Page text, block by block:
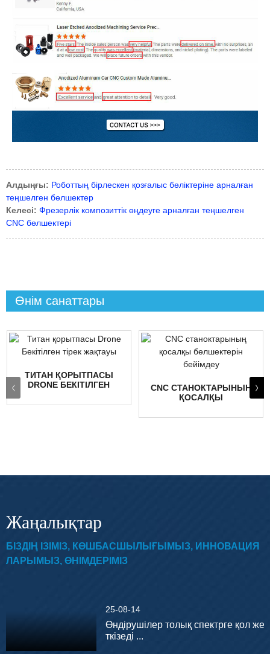
Алдыңғы: Роботтың бірлескен қозғалыс бөліктеріне арналған
теңшелген бөлшектер
Келесі: Фрезерлік композиттік өңдеуге арналған теңшелген
CNC бөлшектері
Өнім санаттары
ТИТАН ҚОРЫТПАСЫ
DRONE БЕКІТІЛГЕН
CNC СТАНОКТАРЫНЫҢ
ҚОСАЛҚЫ
БЕЙІМДЕУ
Жаңалықтар
БІЗДІҢ ІЗІМІЗ, КӨШБАСШЫЛЫҒЫМЫЗ, ИННОВАЦИЯ
ЛАРЫМЫЗ, ӨНІМДЕРІМІЗ
25-08-14
Өндірушілер толық спектрге қол же
ткізеді ...